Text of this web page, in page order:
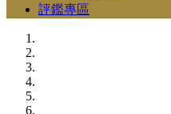
評鑑專區